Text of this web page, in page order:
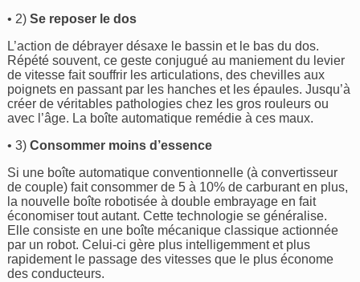
• 2)Se reposer le dos
L’action de débrayer désaxe le bassin et le bas du dos.
Répété souvent, ce geste conjugué au maniement du levier
de vitesse fait souffrir les articulations, des chevilles aux
poignets en passant par les hanches et les épaules. Jusqu’à
créer de véritables pathologies chez les gros rouleurs ou
avec l’âge. La boîte automatique remédie à ces maux.
• 3)Consommer moins d’essence
Si une boîte automatique conventionnelle (à convertisseur
de couple) fait consommer de 5 à 10% de carburant en plus,
la nouvelle boîte robotisée à double embrayage en fait
économiser tout autant. Cette technologie se généralise.
Elle consiste en une boîte mécanique classique actionnée
par un robot. Celui-ci gère plus intelligemment et plus
rapidement le passage des vitesses que le plus économe
des conducteurs.